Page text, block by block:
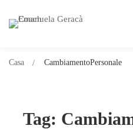
Tag:
Casa CambiamentoPersonale